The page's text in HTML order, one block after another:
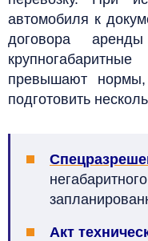
автомобиля к
договора
превышают нормы,
подготовить
Акт